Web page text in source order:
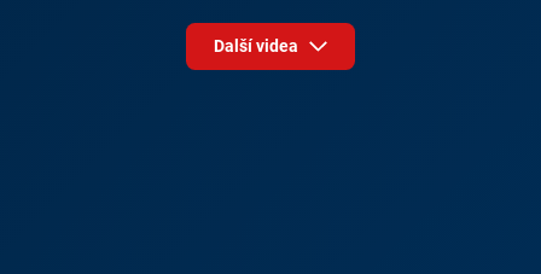
Další videa